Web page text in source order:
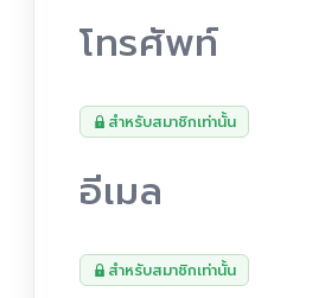
โทรศัพท์
สำหรับสมาชิกเท่านั้น
อีเมล
สำหรับสมาชิกเท่านั้น